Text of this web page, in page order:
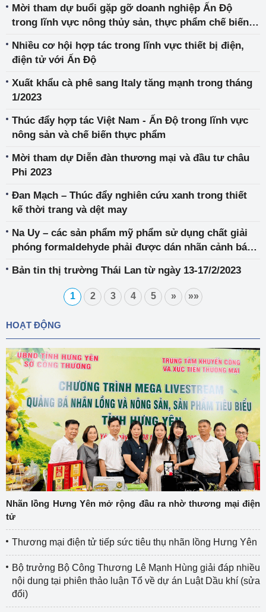
Mời tham dự buổi gặp gỡ doanh nghiệp Ấn Độ
trong lĩnh vực nông thủy sản, thực phẩm chế biến
Nhiều cơ hội hợp tác trong lĩnh vực thiết bị điện,
điện tử với Ấn Độ
Xuất khẩu cà phê sang Italy tăng mạnh trong tháng
1/2023
Thúc đẩy hợp tác Việt Nam - Ấn Độ trong lĩnh vực
nông sản và chế biến thực phẩm
Mời tham dự Diễn đàn thương mại và đầu tư châu
Phi 2023
Đan Mạch – Thúc đẩy nghiên cứu xanh trong thiết
kế thời trang và dệt may
Na Uy – các sản phẩm mỹ phẩm sử dụng chất giải
phóng formaldehyde phải được dán nhãn cảnh báo
Benzophenone-3 và Octocrylene
Bản tin thị trường Thái Lan từ ngày 13-17/2/2023
1 2 3 4 5 » »»
HOẠT ĐỘNG
Nhãn lồng Hưng Yên mở rộng đầu ra nhờ thương mại điện
tử
Thương mại điện tử tiếp sức tiêu thụ nhãn lồng Hưng Yên
Bộ trưởng Bộ Công Thương Lê Mạnh Hùng giải đáp nhiều
nội dung tại phiên thảo luận Tổ về dự án Luật Dầu khí (sửa
đổi)